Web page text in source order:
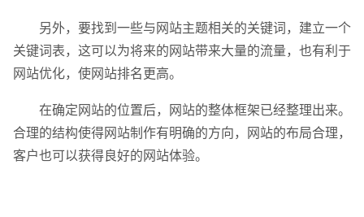
另外，要找到一些与网站主题相关的关键词，建立一个
关键词表，这可以为将来的网站带来大量的流量，也有利于
网站优化，使网站排名更高。
在确定网站的位置后，网站的整体框架已经整理出来。
合理的结构使得网站制作有明确的方向，网站的布局合理，
客户也可以获得良好的网站体验。